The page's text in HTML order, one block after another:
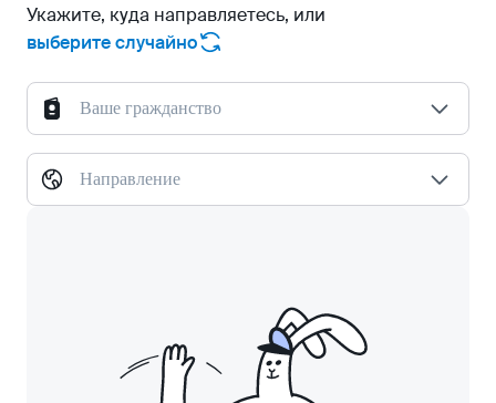
Укажите, куда направляетесь, или
выберите случайно
Ваше гражданство
Направление